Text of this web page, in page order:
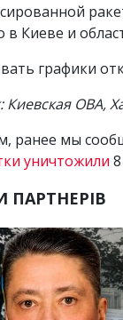
в Киеве и
графики
Киевская ОВА,
ранее мы
уничтожили